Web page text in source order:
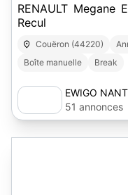
RENAULT Megane
Recul
Couëron (44220)
Boîte manuelle
Break
EWIGO
51 annonces